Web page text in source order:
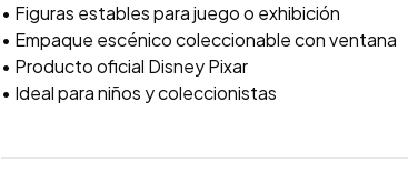
• Figuras estables para juego o exhibición
• Empaque escénico coleccionable con ventana
• Producto oficial Disney Pixar
• Ideal para niños y coleccionistas